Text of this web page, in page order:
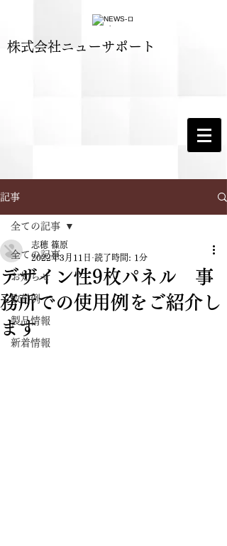
​株式会社ニューサポート
記事
全ての記事
お知らせ
取付例
製品情報
新着情報
全ての記事
デザイン性9枚パネル 事
務所での使用例をご紹介し
ます
志穂 篠原
2022年3月11日 読了時間: 1分